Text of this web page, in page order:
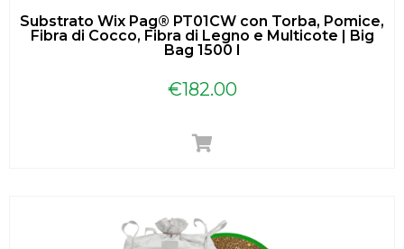
Substrato Wix Pag® PT01CW con Torba, Pomice,
Fibra di Cocco, Fibra di Legno e Multicote | Big
Bag 1500 l
€182.00